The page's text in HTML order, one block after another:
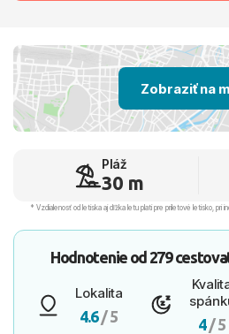
Zobraziť na
Pláž
30 m
* Vzdialenosť od letiska aj dľžka letu platí pre príletové letisko, pri
Hodnotenie od 279
Lokalita
4.6/ 5 4/ 5